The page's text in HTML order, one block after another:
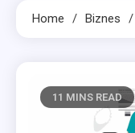
Home Biznes
11 MINS READ